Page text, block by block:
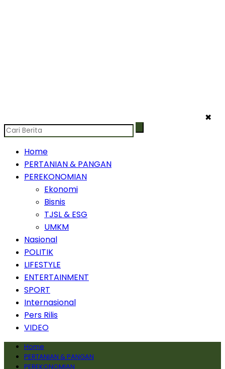
✖
Home
PERTANIAN & PANGAN
PEREKONOMIAN
Ekonomi
Bisnis
TJSL & ESG
UMKM
Nasional
POLITIK
LIFESTYLE
ENTERTAINMENT
SPORT
Internasional
Pers Rilis
VIDEO
Home
PERTANIAN & PANGAN
PEREKONOMIAN